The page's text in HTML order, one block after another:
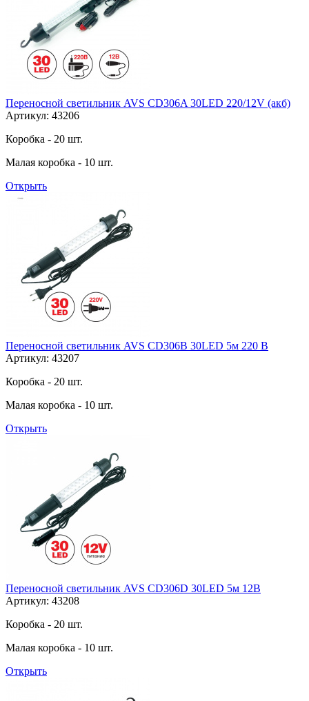
Переносной светильник AVS CD306A 30LED 220/12V (акб)
Артикул: 43206
Коробка - 20 шт.
Малая коробка - 10 шт.
Открыть
Переносной светильник AVS CD306B 30LED 5м 220 В
Артикул: 43207
Коробка - 20 шт.
Малая коробка - 10 шт.
Открыть
Переносной светильник AVS CD306D 30LED 5м 12В
Артикул: 43208
Коробка - 20 шт.
Малая коробка - 10 шт.
Открыть